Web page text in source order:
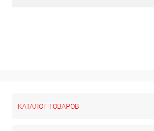
КАТАЛОГ ТОВАРОВ